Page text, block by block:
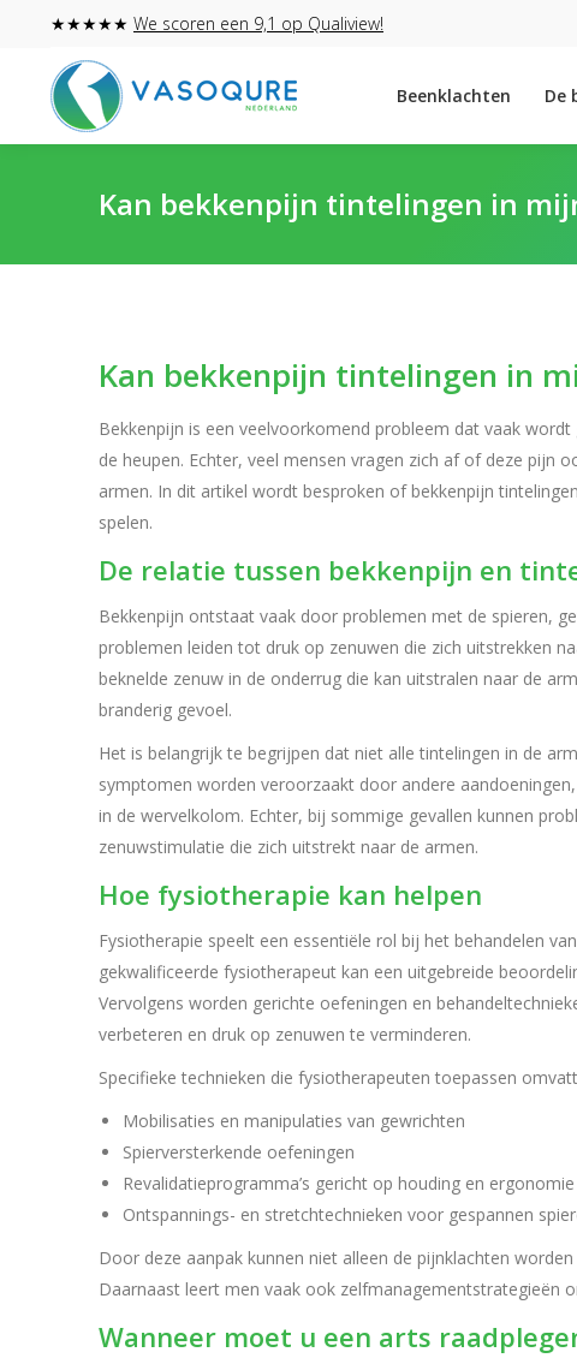
★★★★★ We scoren een 9,1 op Qualiview!
Beenklachten De
Kan bekkenpijn tintelingen in
Kan bekkenpijn tintelingen in
Bekkenpijn is een veelvoorkomend probleem dat vaak
de heupen. Echter, veel mensen vragen zich af of deze pijn
armen. In dit artikel wordt besproken of bekkenpijn
spelen.
De relatie tussen bekkenpijn en
Bekkenpijn ontstaat vaak door problemen met de spieren,
problemen leiden tot druk op zenuwen die zich uitstrekken
beknelde zenuw in de onderrug die kan uitstralen naar de
branderig gevoel.
Het is belangrijk te begrijpen dat niet alle tintelingen in de
symptomen worden veroorzaakt door andere
in de wervelkolom. Echter, bij sommige gevallen kunnen
zenuwstimulatie die zich uitstrekt naar de armen.
Hoe fysiotherapie kan helpen
Fysiotherapie speelt een essentiële rol bij het behandelen
gekwalificeerde fysiotherapeut kan een uitgebreide
Vervolgens worden gerichte oefeningen en
verbeteren en druk op zenuwen te verminderen.
Specifieke technieken die fysiotherapeuten toepassen
Mobilisaties en manipulaties van gewrichten
Spierversterkende oefeningen
Revalidatieprogramma’s gericht op houding en ergonomie
Ontspannings- en stretchtechnieken voor gespannen
Door deze aanpak kunnen niet alleen de pijnklachten
Daarnaast leert men vaak ook zelfmanagementstrategieën
Wanneer moet u een arts